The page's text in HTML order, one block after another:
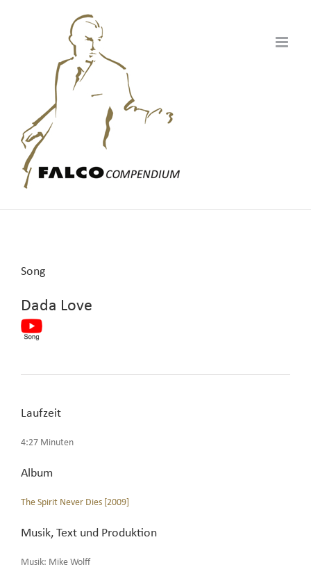
Song
Dada Love
Laufzeit
4:27 Minuten
Album
The Spirit Never Dies [2009]
Musik, Text und Produktion
Musik: Mike Wolff